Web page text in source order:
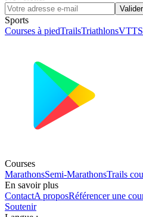
Valider
Sports
Courses à piedTrailsTriathlonsVTT
Courses
MarathonsSemi-MarathonsTrails
En savoir plus
ContactA proposRéférencer une
Soutenir